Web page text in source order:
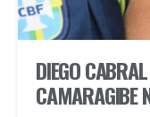
DIEGO
CAMARAGIBE